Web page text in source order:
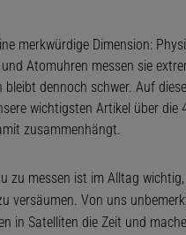
merkwürdige Dimension:
Atomuhren messen sie
bleibt dennoch schwer. Auf
wichtigsten Artikel über die
zusammenhängt.
zu messen ist im Alltag
versäumen. Von uns
in Satelliten die Zeit und